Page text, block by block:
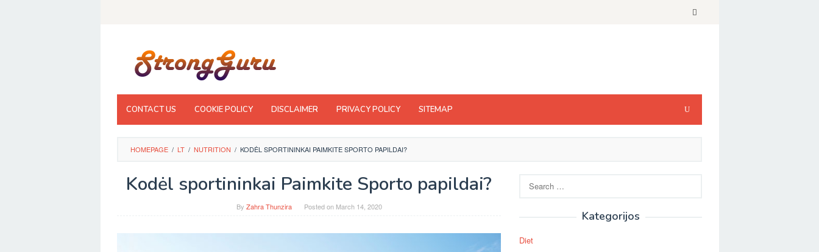
CONTACT US COOKIE POLICY DISCLAIMER PRIVACY POLICY SITEMAP
HOMEPAGE / LT / NUTRITION / KODĖL SPORTININKAI PAIMKITE SPORTO PAPILDAI?
Kodėl sportininkai Paimkite Sporto papildai?
By Zahra Thunzira Posted on March 14, 2020
for:
Kategorijos
Diet